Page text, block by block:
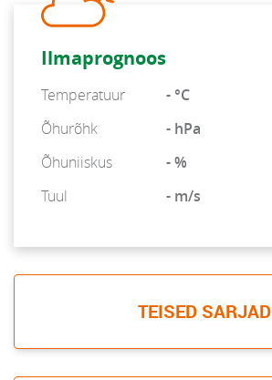
Ilmaprognoos
Temperatuur
- °C
Õhurõhk
- hPa
Õhuniiskus
- %
Tuul
- m/s
TEISED SARJAD